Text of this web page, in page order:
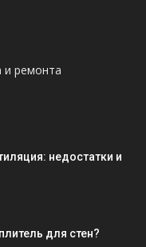
и ремонта
недостатки и
для стен?